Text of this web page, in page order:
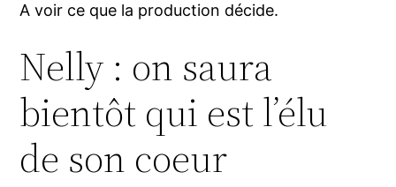
A voir ce que la production décide.
Nelly : on saura
bientôt qui est l’élu
de son coeur